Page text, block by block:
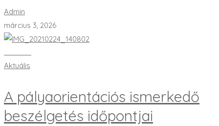
Admin
március 3, 2026
Aktuális
A pályaorientációs ismerkedő
beszélgetés időpontjai